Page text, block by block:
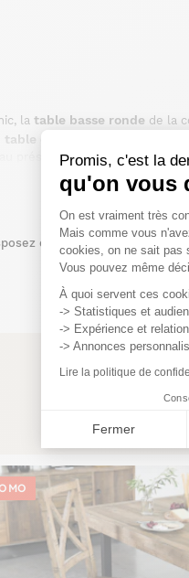
Promis, c'est la
qu'on vous
Plateforme
On est vraiment très
Mais comme vous
cookies, on ne sait pas
Vous pouvez même
À quoi servent ces
-> Statistiques et
-> Expérience et relation
-> Annonces
Lire la politique de
Fermer
la table basse ronde de la
table de salon ronde
présente différentes
naturelles de la
de qualité et de sérieux pour
dans un salon de style
de salon et permettra de
par exemple être associée
offriront plusieurs possibilités
gratuiteetmeubles
du délai légal de